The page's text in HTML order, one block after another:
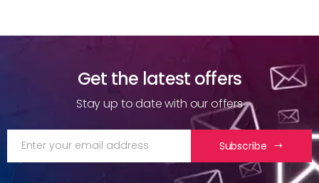
Get the latest offers
Stay up to date with our offers
Subscribe